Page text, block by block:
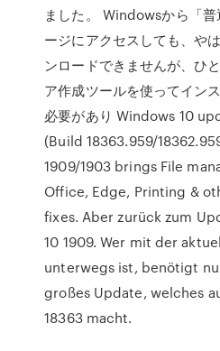
ました。 Windowsから「
ージにアクセスしても、や
ンロードできませんが、ひ
ア作成ツールを使ってイン
必要があり Windows 10
(Build 18363.959/
1909/1903 brings File
Office, Edge, Printing &
fixes. Aber zurück zum
10 1909. Wer mit der
unterwegs ist, benötigt
großes Update, welches
18363 macht.